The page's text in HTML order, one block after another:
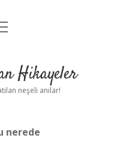
Hikayeler
neşeli anılar!
nerede